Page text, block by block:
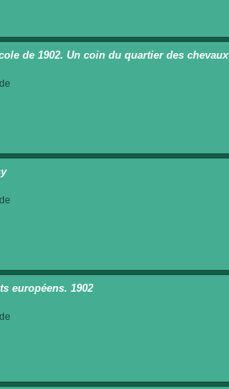
de 1902. Un coin du quartier des chevaux
européens. 1902